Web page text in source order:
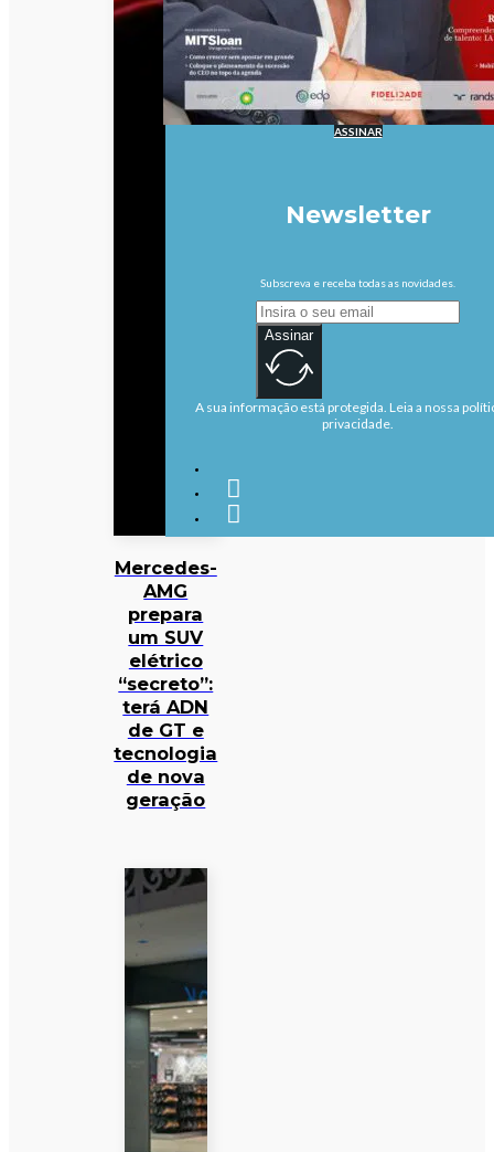
Mercedes-
AMG
prepara
um SUV
elétrico
“secreto”:
terá ADN
de GT e
tecnologia
de nova
geração
ASSINAR
Newsletter
Subscreva e receba todas as novidades.
Assinar
A sua informação está protegida. Leia a nossa
privacidade.